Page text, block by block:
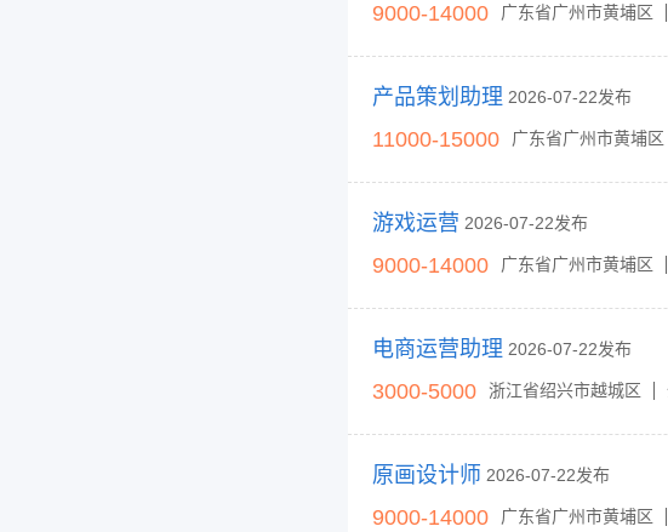
9000-14000 广东省广州市黄埔区
产品策划助理 2026-07-22发布
11000-15000 广东省广州市黄埔区
游戏运营 2026-07-22发布
9000-14000 广东省广州市黄埔区
电商运营助理 2026-07-22发布
3000-5000 浙江省绍兴市越城区
原画设计师 2026-07-22发布
9000-14000 广东省广州市黄埔区